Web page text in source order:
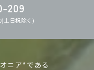
209
土日祝除く)
ニア*である